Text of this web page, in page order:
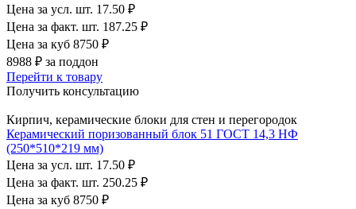
Цена за усл. шт. 17.50 ₽
Цена за факт. шт. 187.25 ₽
Цена за куб 8750 ₽
8988 ₽ за поддон
Перейти к товару
Получить консультацию
Кирпич, керамические блоки для стен и перегородок
Керамический поризованный блок 51 ГОСТ 14,3 НФ
(250*510*219 мм)
Цена за усл. шт. 17.50 ₽
Цена за факт. шт. 250.25 ₽
Цена за куб 8750 ₽